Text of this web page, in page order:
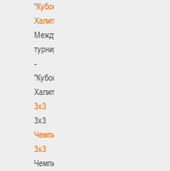
"Кубок
Халипского"
Международный
турнир
-
"Кубок
Халипского"
3x3
3x3
Чемпионат
3х3
Чемпионат